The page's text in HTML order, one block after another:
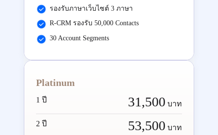
รองรับภาษาเว็บไซต์ 3 ภาษา
R-CRM รองรับ 50,000 Contacts
30 Account Segments
Platinum
1 ปี 31,500 บาท
2 ปี 53,500 บาท